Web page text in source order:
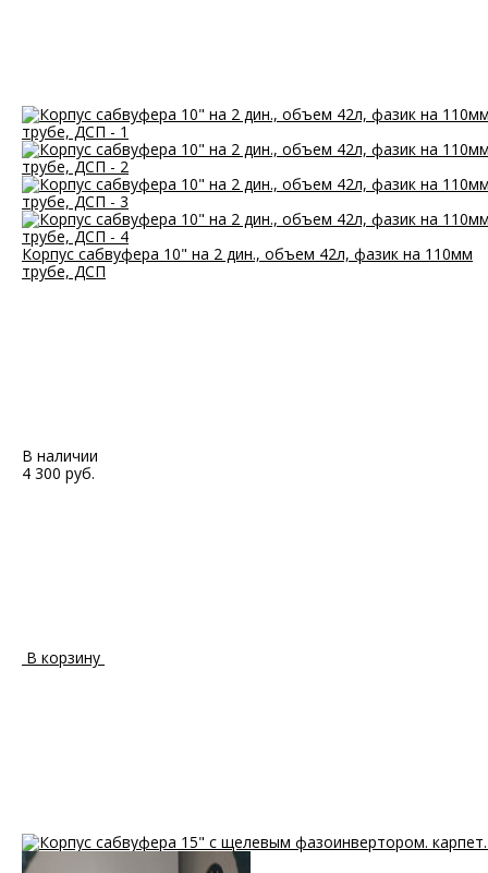
Корпус сабвуфера 10" на 2 дин., объем 42л, фазик на 110мм
трубе, ДСП
В наличии
4 300 руб.
В корзину